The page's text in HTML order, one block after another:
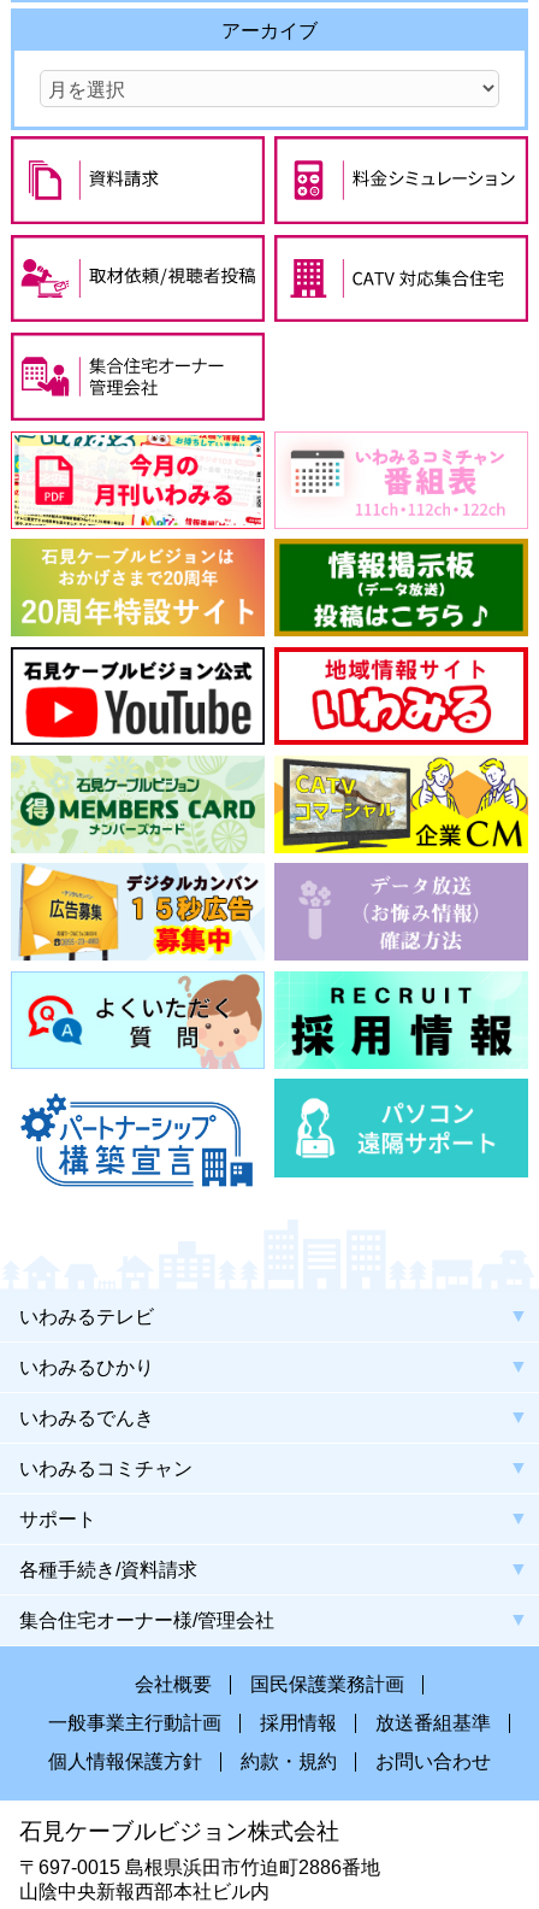
アーカイブ
いわみるテレビ
いわみるひかり
いわみるでんき
いわみるコミチャン
サポート
各種手続き/資料請求
集合住宅オーナー様/管理会社
会社概要
国民保護業務計画
一般事業主行動計画
採用情報
放送番組基準
個人情報保護方針
約款・規約 お問い合わせ
石見ケーブルビジョン株式会社
〒697-0015 島根県浜田市竹迫町2886番地
山陰中央新報西部本社ビル内